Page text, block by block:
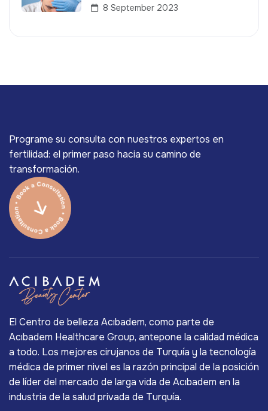
8 September 2023
Programe su consulta con nuestros expertos en
fertilidad: el primer paso hacia su camino de
transformación.
El Centro de belleza Acıbadem, como parte de
Acıbadem Healthcare Group, antepone la calidad médica
a todo. Los mejores cirujanos de Turquía y la tecnología
médica de primer nivel es la razón principal de la posición
de líder del mercado de larga vida de Acıbadem en la
industria de la salud privada de Turquía.